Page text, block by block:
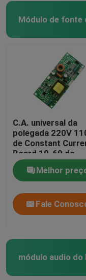
Módulo de fonte
C.A. universal da
polegada 220V
de Constant
Board 19-60 do
luminoso do diodo
emissor de luz CA-
0518
Melhor
Fale
módulo audio